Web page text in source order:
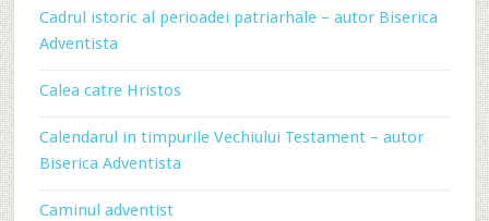
Cadrul istoric al perioadei patriarhale – autor Biserica
Adventista
Calea catre Hristos
Calendarul in timpurile Vechiului Testament – autor
Biserica Adventista
Caminul adventist